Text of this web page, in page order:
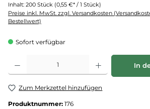
Inhalt: 200 Stück (0,55 €* / 1 Stück)
Preise inkl. MwSt. zzgl. Versandkosten
Bestellwert)
Sofort verfügbar
Produkt Anzahl: Gib den gewünschten Wert ein oder
In
Zum Merkzettel hinzufügen
Produktnummer: 176